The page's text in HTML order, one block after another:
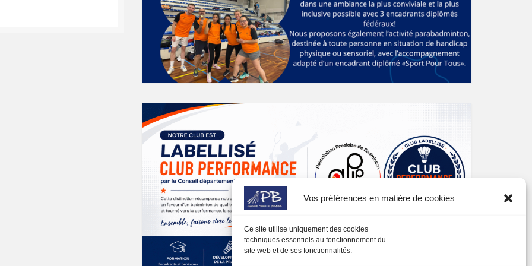
Vos préférences en matière de cookies
Ce site utilise uniquement des cookies
techniques essentiels au fonctionnement du
site web et de ses fonctionnalités.